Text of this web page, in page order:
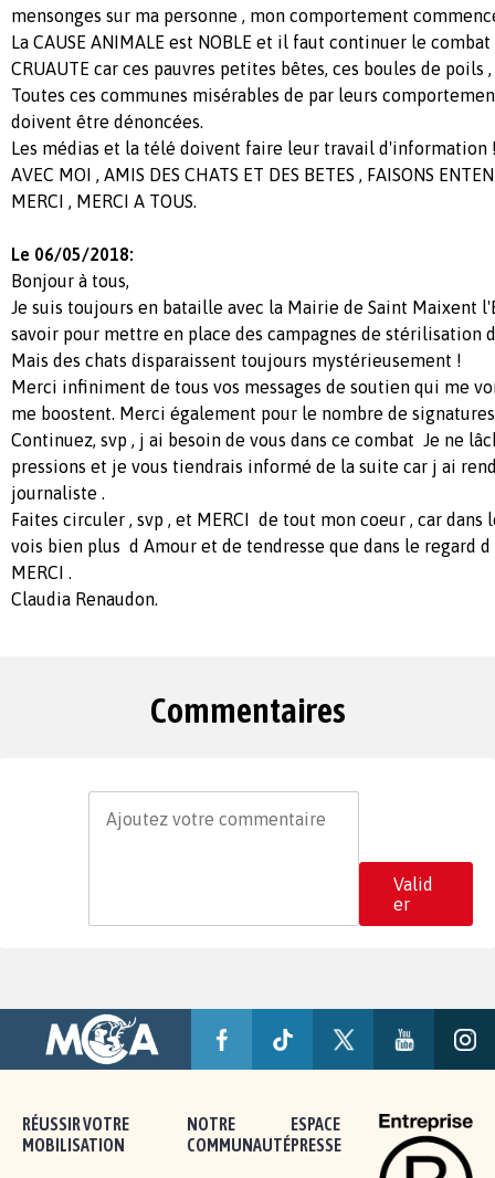
mensonges sur ma personne , mon comportement
La CAUSE ANIMALE est NOBLE et il faut continuer le
CRUAUTE car ces pauvres petites bêtes, ces boules de poils
Toutes ces communes misérables de par leurs
doivent être dénoncées.
Les médias et la télé doivent faire leur travail d'information
AVEC MOI , AMIS DES CHATS ET DES BETES , FAISONS
MERCI , MERCI A TOUS.
Le 06/05/2018:
Bonjour à tous,
Je suis toujours en bataille avec la Mairie de Saint Maixent
savoir pour mettre en place des campagnes de stérilisation
Mais des chats disparaissent toujours mystérieusement !
Merci infiniment de tous vos messages de soutien qui me
me boostent. Merci également pour le nombre de
Continuez, svp , j ai besoin de vous dans ce combat Je ne
pressions et je vous tiendrais informé de la suite car j ai
journaliste .
Faites circuler , svp , et MERCI de tout mon coeur , car dans
vois bien plus d Amour et de tendresse que dans le regard
MERCI .
Claudia Renaudon.
Commentaires
Valid
er
RÉUSSIR VOTRE
MOBILISATION
NOTRE
COMMUNAUTÉ
ESPACE
PRESSE